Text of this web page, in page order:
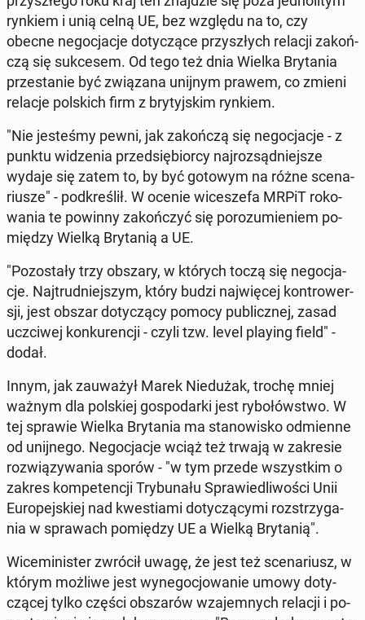
rynkiem i unią celną UE, bez względu na to, czy
obecne ne­go­cja­cje do­ty­czą­ce przy­szłych relacji za­koń­
czą się suk­ce­sem. Od tego też dnia Wielka Bry­ta­nia
prze­sta­nie być zwią­za­na unijnym prawem, co zmieni
relacje pol­skich firm z bry­tyj­skim rynkiem.
"Nie je­ste­śmy pewni, jak za­koń­czą się ne­go­cja­cje - z
punktu wi­dze­nia przed­się­bior­cy naj­roz­sąd­niej­sze
wydaje się zatem to, by być gotowym na różne sce­na­
riu­sze" - pod­kre­ślił. W ocenie wi­ce­sze­fa MRPiT ro­ko­
wa­nia te powinny za­koń­czyć się po­ro­zu­mie­niem po­
mię­dzy Wielką Bry­ta­nią a UE.
"Po­zo­sta­ły trzy obszary, w których toczą się ne­go­cja­
cje. Naj­trud­niej­szym, który budzi naj­wię­cej kon­tro­wer­
sji, jest obszar do­ty­czą­cy pomocy pu­blicz­nej, zasad
uczci­wej kon­ku­ren­cji - czyli tzw. level playing field" -
dodał.
Innym, jak za­uwa­żył Marek Nie­du­żak, trochę mniej
ważnym dla pol­skiej go­spo­dar­ki jest ry­bo­łów­stwo. W
tej sprawie Wielka Bry­ta­nia ma sta­no­wi­sko od­mien­ne
od unij­ne­go. Ne­go­cja­cje wciąż też trwają w za­kre­sie
roz­wią­zy­wa­nia sporów - "w tym przede wszyst­kim o
zakres kom­pe­ten­cji Try­bu­na­łu Spra­wie­dli­wo­ści Unii
Eu­ro­pej­skiej nad kwe­stia­mi do­ty­czą­cy­mi roz­strzy­ga­
nia w spra­wach po­mię­dzy UE a Wielką Bry­ta­nią".
Wi­ce­mi­ni­ster zwrócił uwagę, że jest też sce­na­riusz, w
którym możliwe jest wy­ne­go­cjo­wa­nie umowy do­ty­
czą­cej tylko części ob­sza­rów wza­jem­nych relacji i po­